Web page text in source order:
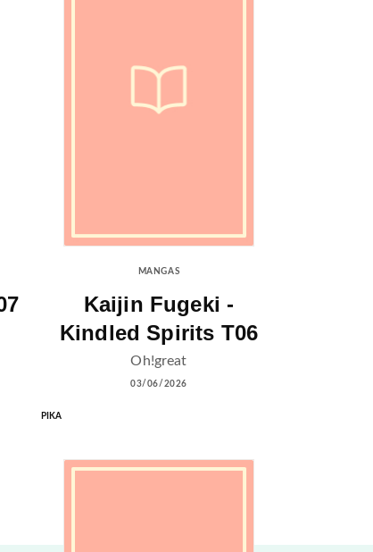
MANGAS
Kaijin Fugeki -
Kindled Spirits T06
Oh!great
03/06/2026
PIKA